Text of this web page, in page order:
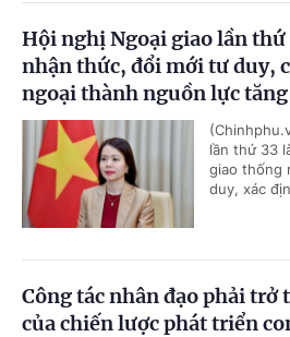
Hội nghị Ngoại giao lần
nhận thức, đổi mới tư duy,
ngoại thành nguồn lực
lần thứ 33
giao thống
duy, xác
Công tác nhân đạo phải trở
của chiến lược phát triển